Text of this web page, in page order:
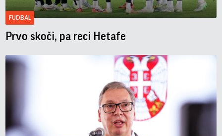
FUDBAL
Prvo skoči, pa reci Hetafe